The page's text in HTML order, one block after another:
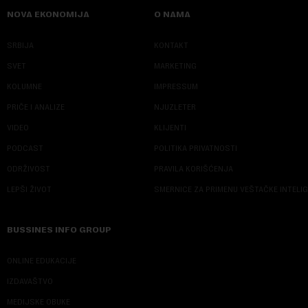
NOVA EKONOMIJA
SRBIJA
SVET
KOLUMNE
PRIČE I ANALIZE
VIDEO
PODCAST
ODRŽIVOST
LEPŠI ŽIVOT
O NAMA
KONTAKT
MARKETING
IMPRESSUM
NJUZLETER
KLIJENTI
POLITIKA PRIVATNOSTI
PRAVILA KORIŠĆENJA
SMERNICE ZA PRIMENU VEŠTAČKE
BUSSINES INFO GROUP
ONLINE EDUKACIJE
IZDAVAŠTVO
MEDIJSKE OBUKE